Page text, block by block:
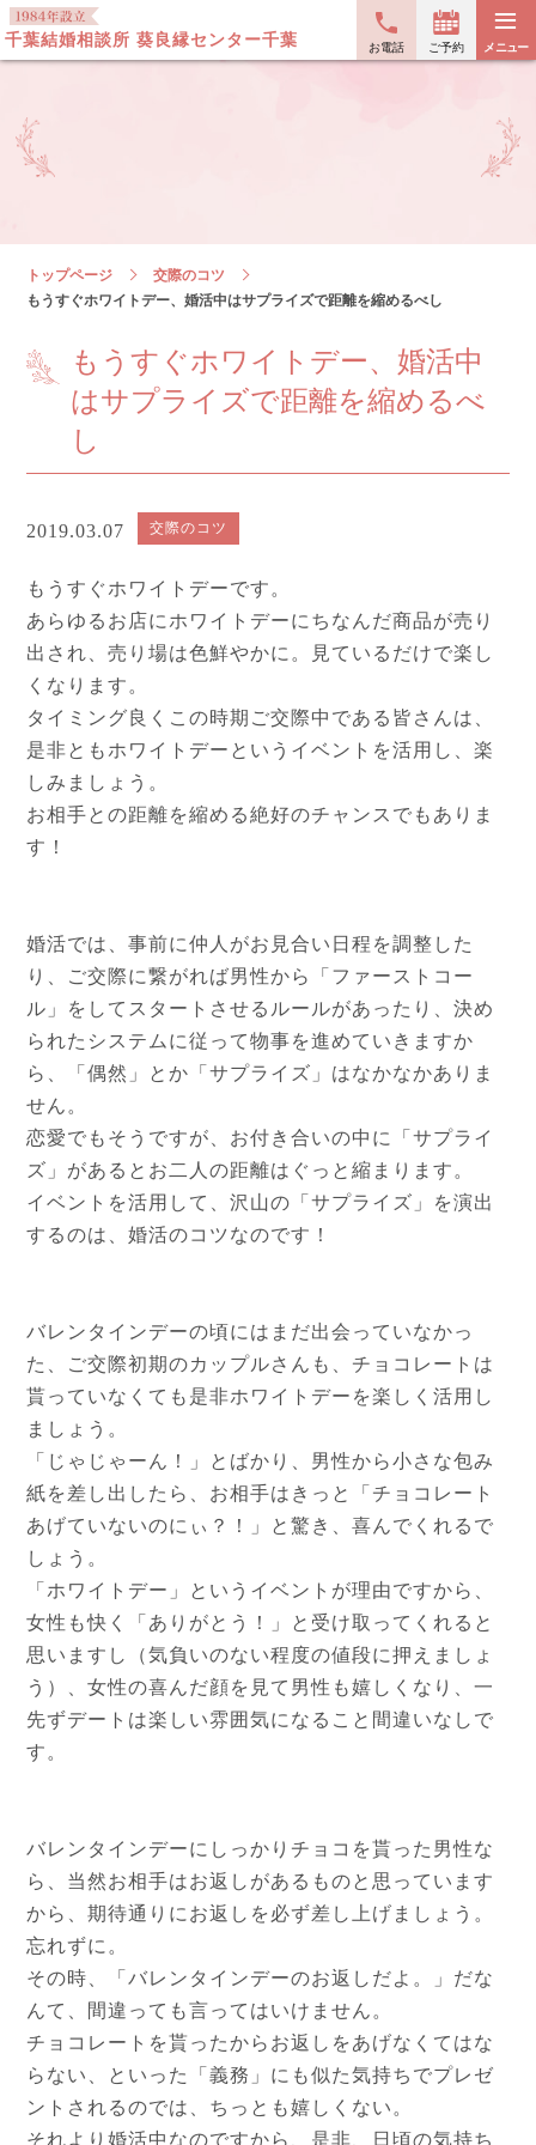
≡
メニュー
お電話 ご予約
千葉結婚相談所 葵良縁センター千葉
トップページ
交際のコツ
もうすぐホワイトデー、婚活中はサプライズで距離を縮めるべし
もうすぐホワイトデー、婚活中
はサプライズで距離を縮めるべ
し
2019.03.07 交際のコツ
もうすぐホワイトデーです。
あらゆるお店にホワイトデーにちなんだ商品が売り
出され、売り場は色鮮やかに。見ているだけで楽し
くなります。
タイミング良くこの時期ご交際中である皆さんは、
是非ともホワイトデーというイベントを活用し、楽
しみましょう。
お相手との距離を縮める絶好のチャンスでもありま
す！
婚活では、事前に仲人がお見合い日程を調整した
り、ご交際に繋がれば男性から「ファーストコー
ル」をしてスタートさせるルールがあったり、決め
られたシステムに従って物事を進めていきますか
ら、「偶然」とか「サプライズ」はなかなかありま
せん。
恋愛でもそうですが、お付き合いの中に「サプライ
ズ」があるとお二人の距離はぐっと縮まります。
イベントを活用して、沢山の「サプライズ」を演出
するのは、婚活のコツなのです！
バレンタインデーの頃にはまだ出会っていなかっ
た、ご交際初期のカップルさんも、チョコレートは
貰っていなくても是非ホワイトデーを楽しく活用し
ましょう。
「じゃじゃーん！」とばかり、男性から小さな包み
紙を差し出したら、お相手はきっと「チョコレート
あげていないのにぃ？！」と驚き、喜んでくれるで
しょう。
「ホワイトデー」というイベントが理由ですから、
女性も快く「ありがとう！」と受け取ってくれると
思いますし（気負いのない程度の値段に押えましょ
う）、女性の喜んだ顔を見て男性も嬉しくなり、一
先ずデートは楽しい雰囲気になること間違いなしで
す。
バレンタインデーにしっかりチョコを貰った男性な
ら、当然お相手はお返しがあるものと思っています
から、期待通りにお返しを必ず差し上げましょう。
忘れずに。
その時、「バレンタインデーのお返しだよ。」だな
んて、間違っても言ってはいけません。
チョコレートを貰ったからお返しをあげなくてはな
らない、といった「義務」にも似た気持ちでプレゼ
ントされるのでは、ちっとも嬉しくない。
それより婚活中なのですから、是非、日頃の気持ち